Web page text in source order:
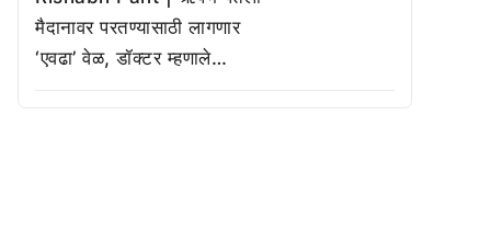
मैदानावर परतण्यासाठी लागणार
‘एवढा’ वेळ, डॉक्टर म्हणाले…